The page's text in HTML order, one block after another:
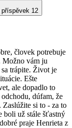
příspěvek 12
človek potrebuje
Možno vám ju
trápite. Život je
Ešte
ale dopadlo to
dúfam, že
Zaslúžite si to - za to
boli už stále šťastný
praje Henrieta z